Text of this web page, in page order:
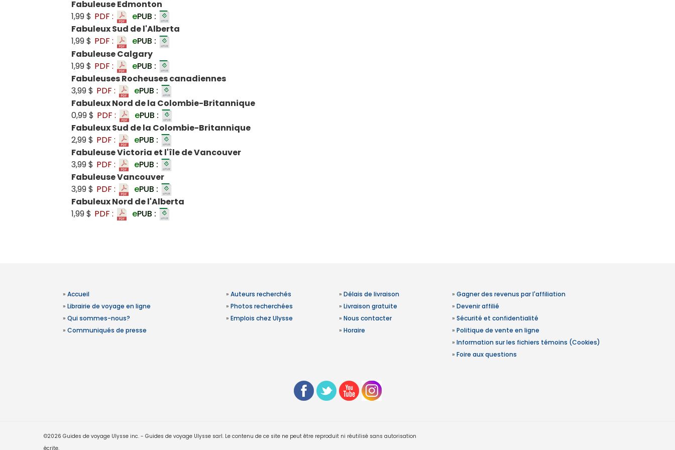
Fabuleuse Edmonton
1,99 $ PDF : ePUB :
Fabuleux Sud de l'Alberta
1,99 $ PDF : ePUB :
Fabuleuse Calgary
1,99 $ PDF : ePUB :
Fabuleuses Rocheuses canadiennes
3,99 $ PDF : ePUB :
Fabuleux Nord de la Colombie-Britannique
0,99 $ PDF : ePUB :
Fabuleux Sud de la Colombie-Britannique
2,99 $ PDF : ePUB :
Fabuleuse Victoria et l'île de Vancouver
3,99 $ PDF : ePUB :
Fabuleuse Vancouver
3,99 $ PDF : ePUB :
Fabuleux Nord de l'Alberta
1,99 $ PDF : ePUB :
» Accueil
» Librairie de voyage en ligne
» Qui sommes-nous?
» Communiqués de presse
» Auteurs recherchés
» Photos recherchées
» Emplois chez Ulysse
» Délais de livraison
» Livraison gratuite
» Nous contacter
» Horaire
» Gagner des revenus par l'affiliation
» Devenir affilié
» Sécurité et confidentialité
» Politique de vente en ligne
» Information sur les fichiers témoins (Cookies)
» Foire aux questions
©2026 Guides de voyage Ulysse inc. - Guides de voyage Ulysse sarl. Le contenu de ce site ne peut être reproduit ni réutilisé sans autorisation
écrite.